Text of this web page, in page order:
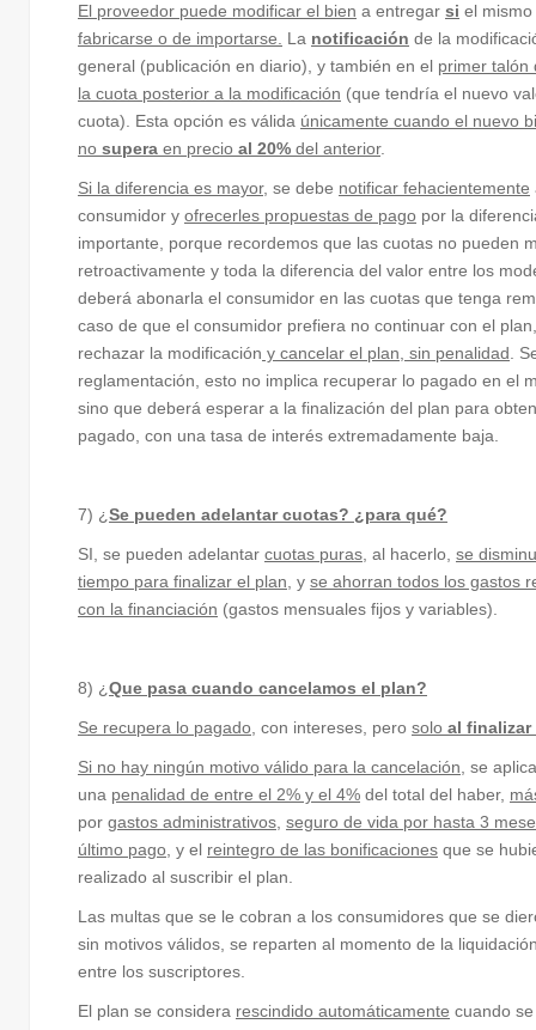
El proveedor puede modificar el bien a entregar si el mismo
fabricarse o de importarse.
La notificación de la
general (publicación en diario), y también en el primer talón
la cuota posterior a la modificación (que tendría el nuevo
cuota). Esta opción es válida únicamente cuando el nuevo
no supera en precio al 20% del anterior.
Si la diferencia es mayor, se debe notificar fehacientemente
consumidor y ofrecerles propuestas de pago por la
importante, porque recordemos que las cuotas no pueden
retroactivamente y toda la diferencia del valor entre los
deberá abonarla el consumidor en las cuotas que tenga
caso de que el consumidor prefiera no continuar con el
rechazar la modificación y cancelar el plan, sin penalidad .
reglamentación, esto no implica recuperar lo pagado en el
sino que deberá esperar a la finalización del plan para
pagado, con una tasa de interés extremadamente baja.
7) ¿Se pueden adelantar cuotas? ¿para qué?
SI, se pueden adelantar cuotas puras , al hacerlo, se
tiempo para finalizar el plan , y se ahorran todos los gastos
con la financiación (gastos mensuales fijos y variables).
8) ¿Que pasa cuando cancelamos el plan?
Se recupera lo pagado , con intereses, pero solo al
Si no hay ningún motivo válido para la cancelación , se aplica
una penalidad de entre el 2% y el 4% del total del haber,
por gastos administrativos seguro de vida por hasta 3
último pago , y el reintegro de las bonificaciones que se
realizado al suscribir el plan.
Las multas que se le cobran a los consumidores que se
sin motivos válidos, se reparten al momento de la
entre los suscriptores.
El plan se considera rescindido automáticamente cuando